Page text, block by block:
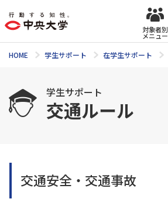
対象者別
メニュー
HOME 学生サポート 在学生サポート
学生サポート
交通ルール
交通安全・交通事故